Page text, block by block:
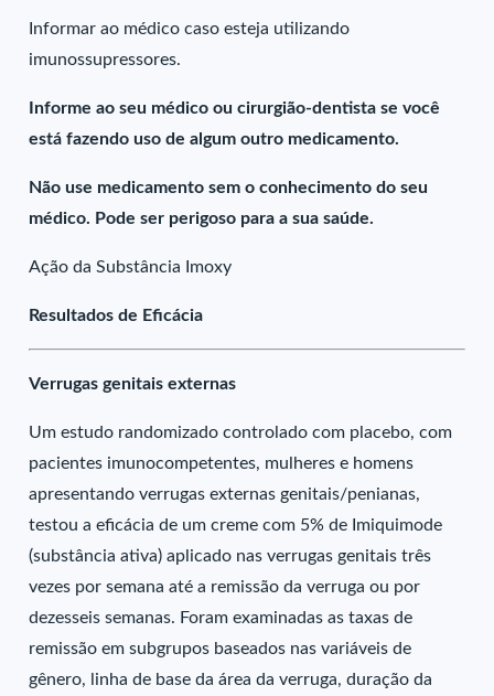
Informar ao médico caso esteja utilizando
imunossupressores.
Informe ao seu médico ou cirurgião-dentista se você
está fazendo uso de algum outro medicamento.
Não use medicamento sem o conhecimento do seu
médico. Pode ser perigoso para a sua saúde.
Ação da Substância Imoxy
Resultados de Eficácia
Verrugas genitais externas
Um estudo randomizado controlado com placebo, com
pacientes imunocompetentes, mulheres e homens
apresentando verrugas externas genitais/penianas,
testou a eficácia de um creme com 5% de Imiquimode
(substância ativa) aplicado nas verrugas genitais três
vezes por semana até a remissão da verruga ou por
dezesseis semanas. Foram examinadas as taxas de
remissão em subgrupos baseados nas variáveis de
gênero, linha de base da área da verruga, duração da